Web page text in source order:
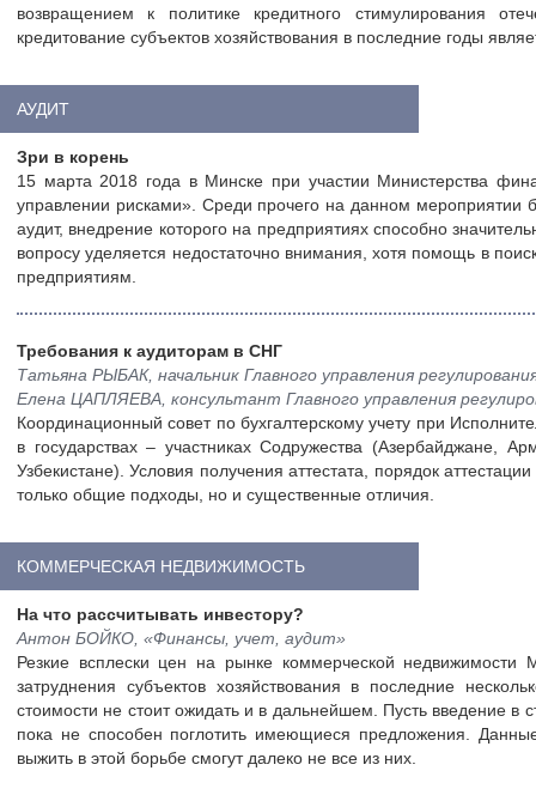
возвращением к политике кредитного стимулирования
кредитование субъектов хозяйствования в последние годы
АУДИТ
Зри в корень
15 марта 2018 года в Минске при участии Министерства
управлении рисками». Среди прочего на данном мероприятии
аудит, внедрение которого на предприятиях способно
вопросу уделяется недостаточно внимания, хотя помощь в
предприятиям.
Требования к аудиторам в СНГ
Татьяна РЫБАК, начальник Главного управления
Елена ЦАПЛЯЕВА, консультант Главного управления
Координационный совет по бухгалтерскому учету при
в государствах – участниках Содружества (Азербайджане,
Узбекистане). Условия получения аттестата, порядок
только общие подходы, но и существенные отличия.
КОММЕРЧЕСКАЯ НЕДВИЖИМОСТЬ
На что рассчитывать инвестору?
Антон БОЙКО, «Финансы, учет, аудит»
Резкие всплески цен на рынке коммерческой
затруднения субъектов хозяйствования в последние
стоимости не стоит ожидать и в дальнейшем. Пусть введение в
пока не способен поглотить имеющиеся предложения.
выжить в этой борьбе смогут далеко не все из них.